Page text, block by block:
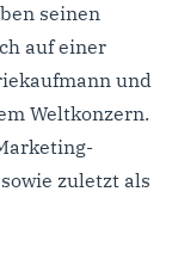
seinen
auf einer
und
Weltkonzern.
zuletzt als